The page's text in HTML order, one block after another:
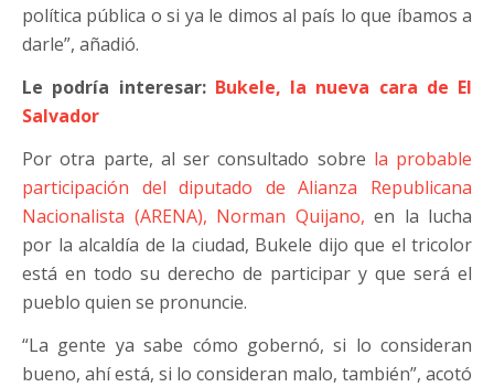
política pública o si ya le dimos al país lo que íbamos a
darle”, añadió.
Le podría interesar: Bukele, la nueva cara de El
Salvador
Por otra parte, al ser consultado sobre la probable
participación del diputado de Alianza Republicana
Nacionalista (ARENA), Norman Quijano, en la lucha
por la alcaldía de la ciudad, Bukele dijo que el tricolor
está en todo su derecho de participar y que será el
pueblo quien se pronuncie.
“La gente ya sabe cómo gobernó, si lo consideran
bueno, ahí está, si lo consideran malo, también”, acotó